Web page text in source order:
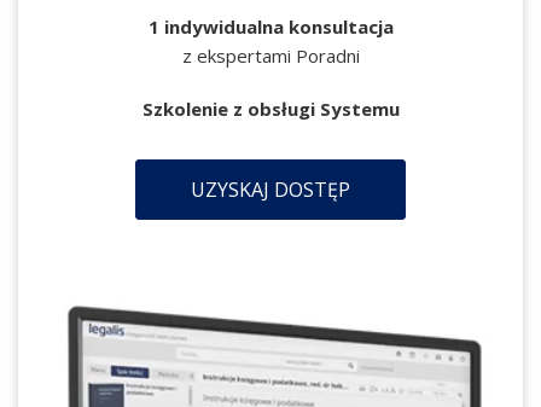
1 indywidualna konsultacja
z ekspertami Poradni
Szkolenie z obsługi Systemu
UZYSKAJ DOSTĘP